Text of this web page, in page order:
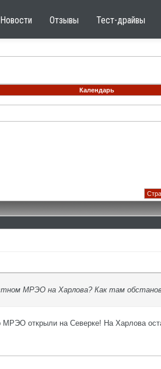
Новости Отзывы Тест-драйвы
Календарь
МРЭО на Харлова? Как там
открыли на Северке! На Харлова